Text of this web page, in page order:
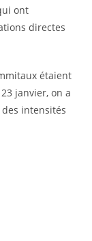
ont
directes
étaient
janvier, on a
intensités